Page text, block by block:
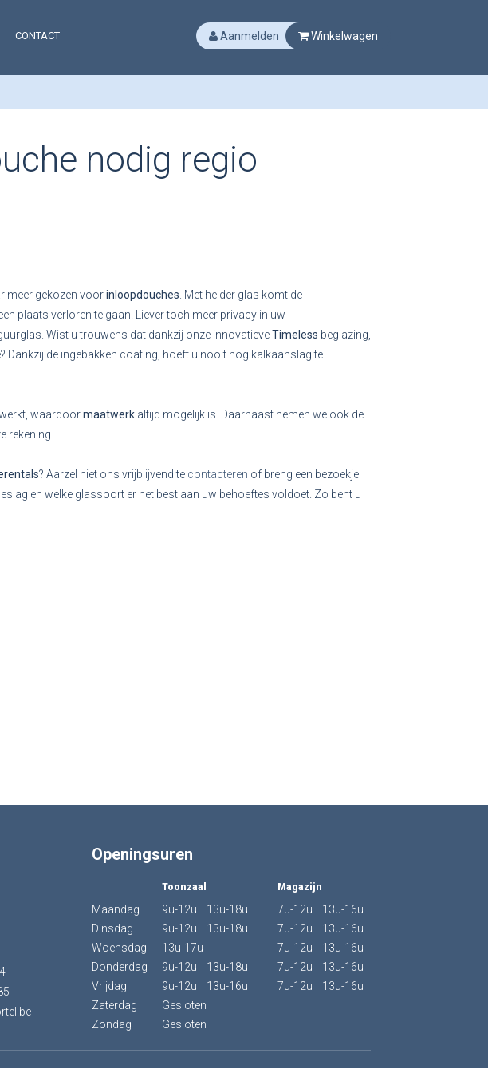
CONTACT Aanmelden Winkelwagen
nodig regio
meer gekozen voorinloopdouches. Met helder glas komt de
plaats verloren te gaan. Liever toch meer privacy in uw
Wist u trouwens dat dankzij onze innovatieveTimeless beglazing,
Dankzij de ingebakken coating, hoeft u nooit nog kalkaanslag te
waardoormaatwerk altijd mogelijk is. Daarnaast nemen we ook de
rekening.
? Aarzel niet ons vrijblijvend te contacteren of breng een bezoekje
en welke glassoort er het best aan uw behoeftes voldoet. Zo bent u
Openingsuren
Maandag
Dinsdag
Woensdag
Donderdag
Vrijdag
Zaterdag
Zondag
Toonzaal
9u-12u 13u-18u
9u-12u 13u-18u
13u-17u
9u-12u 13u-18u
9u-12u 13u-16u
Gesloten
Gesloten
Magazijn
7u-12u 13u-16u
7u-12u 13u-16u
7u-12u 13u-16u
7u-12u 13u-16u
7u-12u 13u-16u